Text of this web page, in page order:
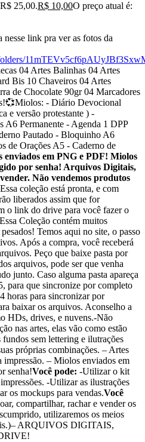
25,00.R$ 10,00O preço atual é:
nesse link pra ver as fotos da
04 Artes Balinhas 04 Artes
Bis 10 Chaveiros 04 Artes
de Chocolate 90gr 04 Marcadores
- Diário Devocional
e versão protestante ) -
A6 Permanente - Agenda 1 DPP
Pautado - Bloquinho A6
de Orações A5 - Caderno de
enviados em PNG e PDF! Miolos
por senha! Arquivos Digitais,
Não vendemos produtos
coleção está pronta, e com
liberados assim que for
o link do drive para você fazer o
Essa Coleção contém muitos
Temos aqui no site, o passo
Após a compra, você receberá
Peço que baixe pasta por
arquivos, pode ser que venha
junto. Caso alguma pasta apareça
para que sincronize por completo
horas para sincronizar por
baixar os arquivos. Aconselho a
HDs, drives, e nuvens.-Não
nas artes, elas vão como estão
sem lettering e ilutrações
próprias combinações. – Artes
impressão. – Miolos enviados em
senha!Você pode: -Utilizar o kit
-Utilizar as ilustrações
os mockups para vendas.Você
compartilhar, rachar e vender os
utilizaremos os meios
ARQUIVOS DIGITAIS,